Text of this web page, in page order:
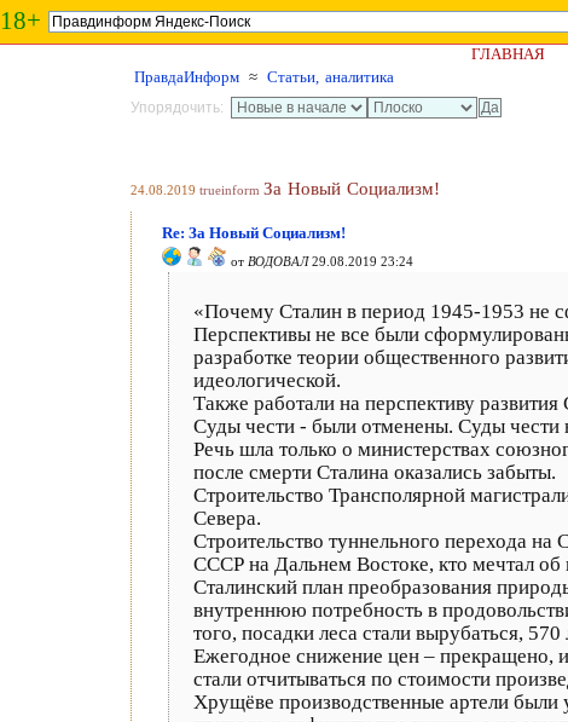
18+
ГЛАВНАЯ
ПравдаИнформ ≈ Статьи, аналитика
Упорядочить:
24.08.2019 trueinform За Новый Социализм!
Re: За Новый Социализм!
от ВОДОВАЛ29.08.2019 23:24
«Почему Сталин в период 1945-1953 не
Перспективы не все были
разработке теории общественного
идеологической.
Также работали на перспективу
Суды чести - были отменены. Суды чести
Речь шла только о министерствах
после смерти Сталина оказались забыты.
Строительство Трансполярной
Севера.
Строительство туннельного перехода на
СССР на Дальнем Востоке, кто мечтал
Сталинский план преобразования
внутреннюю потребность в
того, посадки леса стали вырубаться,
Ежегодное снижение цен – прекращено,
стали отчитываться по стоимости
Хрущёве производственные артели были